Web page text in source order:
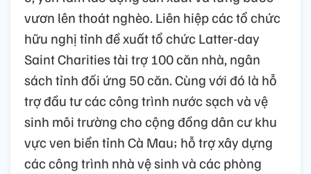
vươn lên thoát nghèo. Liên hiệp các tổ chức
hữu nghị tỉnh đề xuất tổ chức Latter-day
Saint Charities tài trợ 100 căn nhà, ngân
sách tỉnh đối ứng 50 căn. Cùng với đó là hỗ
trợ đầu tư các công trình nước sạch và vệ
sinh môi trường cho cộng đồng dân cư khu
vực ven biển tỉnh Cà Mau; hỗ trợ xây dựng
các công trình nhà vệ sinh và các phòng